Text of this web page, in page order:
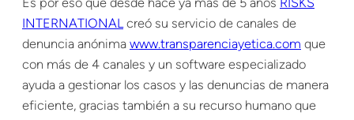
Es por eso que desde hace ya más de 5 años RISKS
INTERNATIONALcreó su servicio de canales de
denuncia anónima www.transparenciayetica.com que
con más de 4 canales y un software especializado
ayuda a gestionar los casos y las denuncias de manera
eficiente, gracias también a su recurso humano que